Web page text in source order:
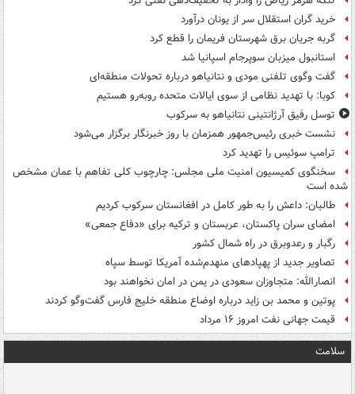
خرید گران استقلال سر از یونان درآورد
گربه جریان برق شهرستان فریمان را قطع کرد
استانبول میزبان سوپرجام اسپانیا شد
گفت وگوی تلفنی مودی و نتانیاهو درباره تحولات منطقه‌ای
کوبا: با تهدید نظامی از سوی ایالات متحده روبه‌رو هستیم
توسل رفیق آرژانتینی نتانیاهو به سرکوب
نشست خبری رئیس‌جمهور همزمان با روز خبرنگار برگزار می‌شود
ترامپ سوئیس را تهدید کرد
سخنگوی کمیسیون امنیت ملی مجلس: چارچوب کلی تفاهم با عمان مشخص
شده است
طالبان: داعش را به طور کامل در افغانستان سرکوب کردیم
امضای سران پاکستان، عربستان و ترکیه برای «دفاع جمعی»
رگبار و رعدوبرق در راه شمال کشور
تصاویر جدید از پهپادهای منهدم‌شده آمریکا توسط سپاه
انصارالله: متجاوزان سعودی در یمن در امان نخواهند بود
پوتین و محمد بن زاید درباره اوضاع منطقه خلیج فارس گفت‌وگو کردند
قیمت جهانی نفت امروز ۱۶ مرداد
سلامت